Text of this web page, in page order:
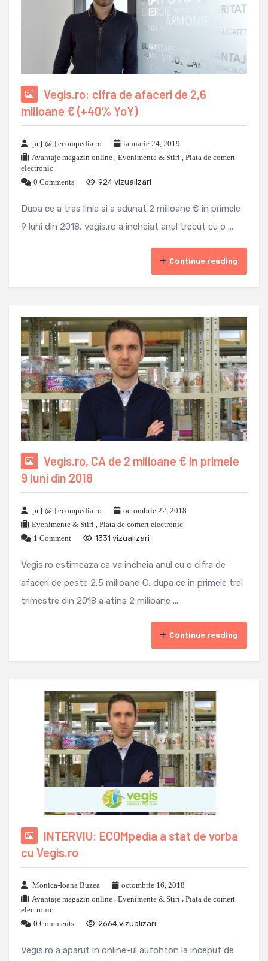
Vegis.ro: cifra de afaceri de 2,6
milioane € (+40% YoY)
pr [ @ ] ecompedia ro
ianuarie 24, 2019
Avantaje magazin online , Evenimente & Stiri , Piata de comert
electronic
0 Comments
924 vizualizari
Dupa ce a tras linie si a adunat 2 milioane € in primele
9 luni din 2018, vegis.ro a incheiat anul trecut cu o ...
Continue reading
Vegis.ro, CA de 2 milioane € in primele
9 luni din 2018
pr [ @ ] ecompedia ro
octombrie 22, 2018
Evenimente & Stiri , Piata de comert electronic
1 Comment
1331 vizualizari
Vegis.ro estimeaza ca va incheia anul cu o cifra de
afaceri de peste 2,5 milioane €, dupa ce in primele trei
trimestre din 2018 a atins 2 milioane ...
Continue reading
INTERVIU: ECOMpedia a stat de vorba
cu Vegis.ro
Monica-Ioana Buzea
octombrie 16, 2018
Avantaje magazin online , Evenimente & Stiri , Piata de comert
electronic
0 Comments
2664 vizualizari
Vegis.ro a aparut in online-ul autohton la inceput de